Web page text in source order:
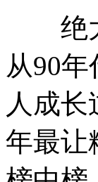
绝大
从90
人成
年最让